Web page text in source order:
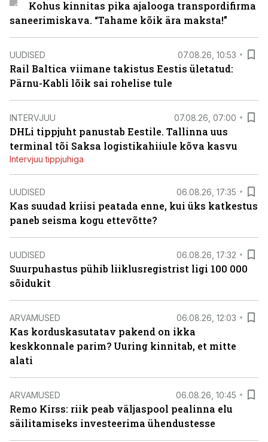
Kohus kinnitas pika ajalooga transpordifirma
saneerimiskava. “Tahame kõik ära maksta!”
UUDISED 07.08.26, 10:53
Rail Baltica viimane takistus Eestis ületatud:
Pärnu-Kabli lõik sai rohelise tule
INTERVJUU 07.08.26, 07:00
DHLi tippjuht panustab Eestile. Tallinna uus
terminal tõi Saksa logistikahiiule kõva kasvu
Intervjuu tippjuhiga
UUDISED 06.08.26, 17:35
Kas suudad kriisi peatada enne, kui üks katkestus
paneb seisma kogu ettevõtte?
UUDISED 06.08.26, 17:32
Suurpuhastus pühib liiklusregistrist ligi 100 000
sõidukit
ARVAMUSED 06.08.26, 12:03
Kas korduskasutatav pakend on ikka
keskkonnale parim? Uuring kinnitab, et mitte
alati
ARVAMUSED 06.08.26, 10:45
Remo Kirss: riik peab väljaspool pealinna elu
säilitamiseks investeerima ühendustesse